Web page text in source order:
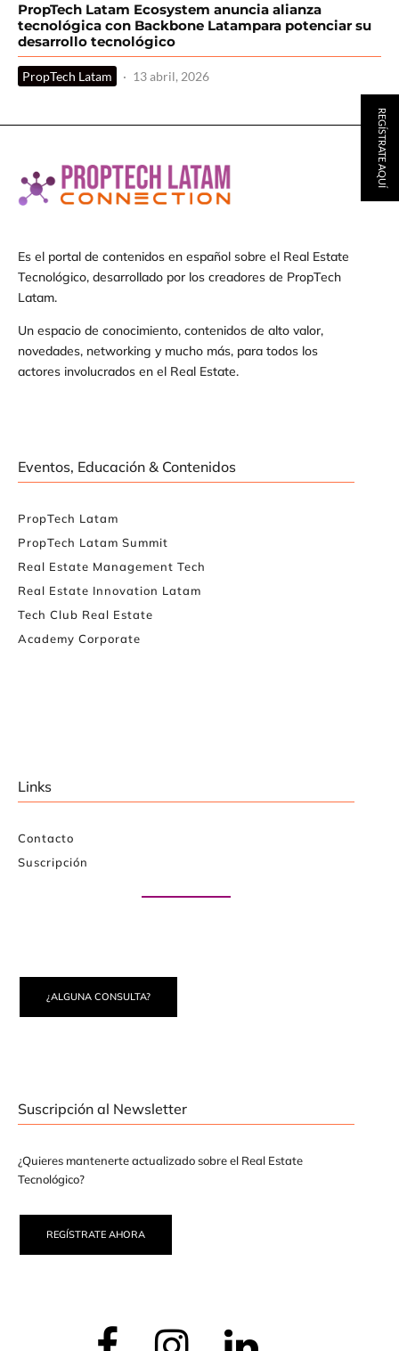
PropTech Latam Ecosystem anuncia alianza
tecnológica con Backbone Latampara potenciar su
desarrollo tecnológico
PropTech Latam · 13 abril, 2026
Es el portal de contenidos en español sobre el Real Estate
Tecnológico, desarrollado por los creadores de PropTech
Latam.
Un espacio de conocimiento, contenidos de alto valor,
novedades, networking y mucho más, para todos los
actores involucrados en el Real Estate.
Eventos, Educación & Contenidos
PropTech Latam
PropTech Latam Summit
Real Estate Management Tech
Real Estate Innovation Latam
Tech Club Real Estate
Academy Corporate
Links
Contacto
Suscripción
¿ALGUNA CONSULTA?
Suscripción al Newsletter
¿Quieres mantenerte actualizado sobre el Real Estate
Tecnológico?
REGÍSTRATE AHORA
REGÍSTRATE AQUÍ